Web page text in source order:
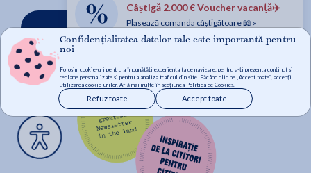
Confidențialitatea datelor tale este importantă pentru
noi
Folosim cookie-uri pentru a îmbunătăți experiența ta de navigare, pentru a-ți prezenta conținut și
reclame personalizate și pentru a analiza traficul din site. Făcând clic pe „Accept toate”, accepți
utilizarea cookie-urilor. Află mai multe în secțiunea Politica de Cookies.
Accept toate
Refuz toate
Câștigă 2.000 € Voucher vacanță✈️
Plasează comanda câștigătoare 📖 »
Mă abonez